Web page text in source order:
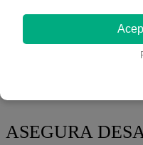
La promulgación
presidencial, que,
ASEGURA